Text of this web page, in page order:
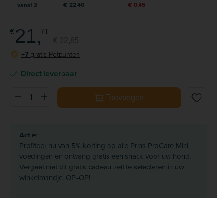
Direct leverbaar
vanaf 2 € 22,40 € 0,45
€ 21,71
Producthoeveelheid: Voer de gewenste hoeveelheid in of
Toevoegen
P +7 gratis Petpunten
Actie:
Profiteer nu van 5% korting op alle Prins ProCare Mini
voedingen en ontvang gratis een snack voor uw hond.
Vergeet niet dit gratis cadeau zelf te selecteren in uw
winkelmandje. OP=OP!